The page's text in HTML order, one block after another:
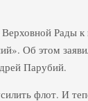
Рады
Об этом
Парубий.
флот. И